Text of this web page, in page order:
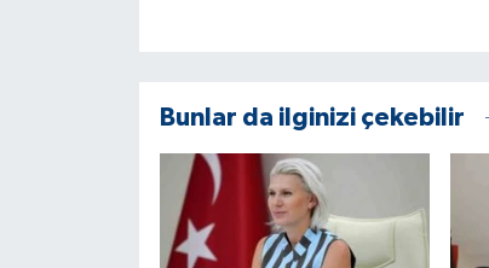
Bunlar da ilginizi çekebilir
SPOR HABERLERİ